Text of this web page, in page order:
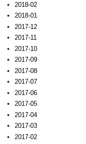
2018-02
2018-01
2017-12
2017-11
2017-10
2017-09
2017-08
2017-07
2017-06
2017-05
2017-04
2017-03
2017-02